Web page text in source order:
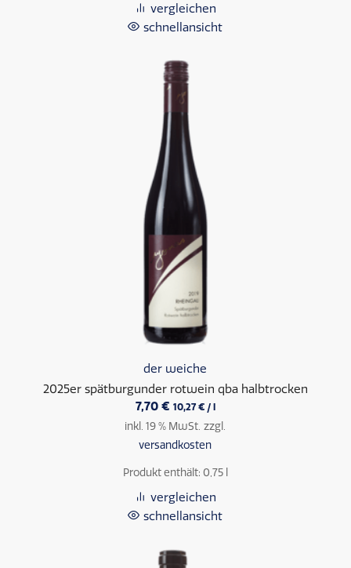
vergleichen
schnellansicht
der weiche
2025er spätburgunder rotwein qba halbtrocken
7,70 € 10,27 €/ l
inkl. 19 % MwSt. zzgl.
versandkosten
Produkt enthält: 0,75
vergleichen
schnellansicht